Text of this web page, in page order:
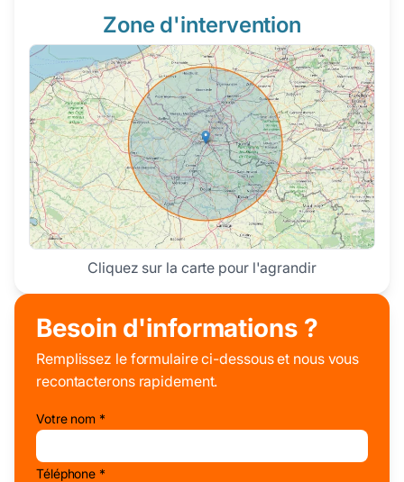
Zone d'intervention
Cliquez sur la carte pour l'agrandir
Besoin d'informations ?
Remplissez le formulaire ci-dessous et nous vous
recontacterons rapidement.
Votre nom *
Téléphone *